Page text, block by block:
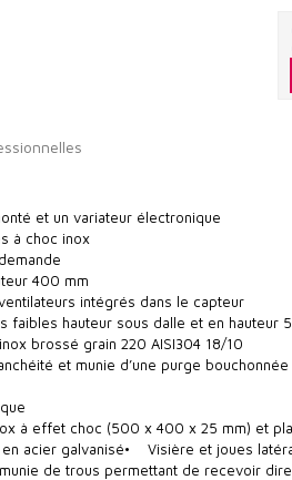
et un variateur électronique
à choc inox
400 mm
intégrés dans le capteur
faibles hauteur sous dalle et en hauteur
brossé grain 220 AISI304 18/10
et munie d’une purge
à effet choc (500 x 400 x 25 mm) et
acier galvanisé• Visière et joues
de trous permettant de recevoir